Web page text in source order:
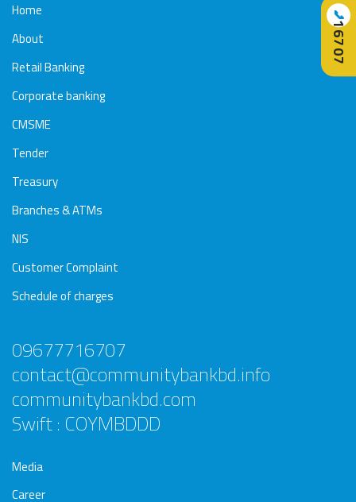
Home
About
Retail Banking
Corporate banking
CMSME
Tender
Treasury
Branches & ATMs
NIS
Customer Complaint
Schedule of charges
09677716707
contact@communitybankbd.info
communitybankbd.com
Swift : COYMBDDD
Media
Career
📞
16707